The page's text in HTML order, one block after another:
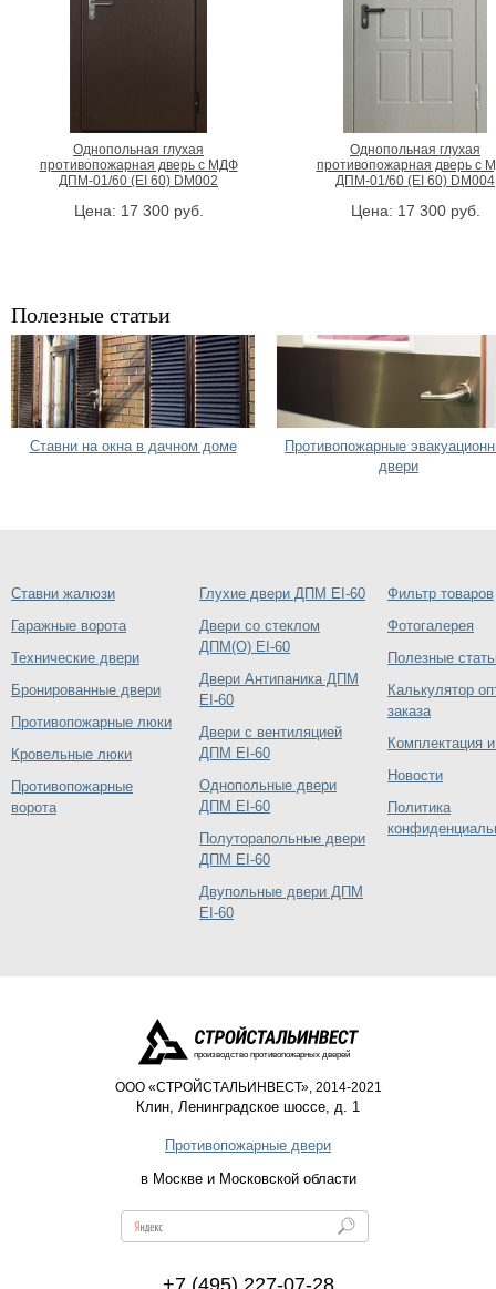
Однопольная глухая
противопожарная дверь с МДФ
ДПМ-01/60 (EI 60) DM002
Цена: 17 300руб.
Однопольная глухая
противопожарная дверь с
ДПМ-01/60 (EI 60) DM004
Цена: 17 300руб.
Полезные статьи
Ставни на окна в дачном доме
Противопожарные
двери
Ставни жалюзи
Гаражные ворота
Технические двери
Бронированные двери
Противопожарные люки
Кровельные люки
Противопожарные
ворота
Глухие двери ДПМ EI-60
Двери со стеклом
ДПМ(О) EI-60
Двери Антипаника ДПМ
EI-60
Двери с вентиляцией
ДПМ EI-60
Однопольные двери
ДПМ EI-60
Полуторапольные двери
ДПМ EI-60
Двупольные двери ДПМ
EI-60
Фильтр товаров
Фотогалерея
Полезные
Калькулятор
заказа
Комплектация
Новости
Политика
производство противопожарных дверей
ООО «СТРОЙСТАЛЬИНВЕСТ», 2014-2021
Клин Ленинградское шоссе, д. 1
Противопожарные двери
в Москве и Московской области
+7 (495) 227-07-28